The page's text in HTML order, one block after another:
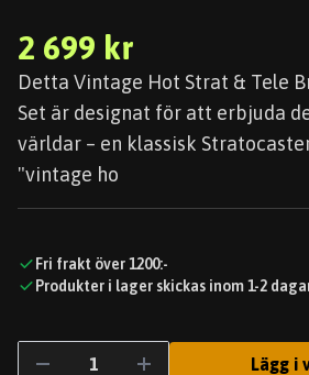
2 699 kr
Detta Vintage Hot Strat & Tele
Set är designat för att erbjuda
världar – en klassisk
"vintage ho
Fri frakt över 1200:-
Produkter i lager skickas inom 1-2
Lägg i